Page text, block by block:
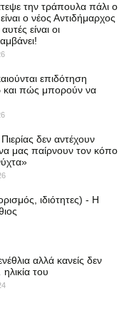
την τράπουλα πάλι ο
ο νέος Αντιδήμαρχος
είναι οι
επιδότηση
και πώς μπορούν να
δεν αντέχουν
μας παίρνουν τον κόπο
ιδιότητες) - Η
αλλά κανείς δεν
του